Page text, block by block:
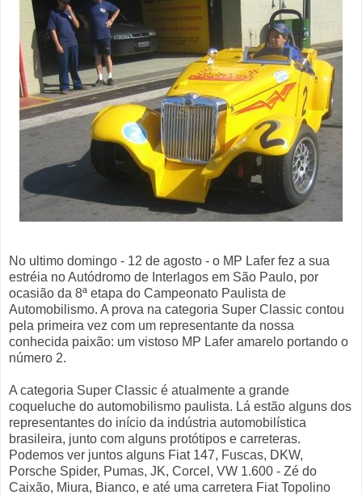
No ultimo domingo - 12 de agosto - o MP Lafer fez a sua
estréia no Autódromo de Interlagos em São Paulo, por
ocasião da 8ª etapa do Campeonato Paulista de
Automobilismo. A prova na categoria Super Classic contou
pela primeira vez com um representante da nossa
conhecida paixão: um vistoso MP Lafer amarelo portando o
número 2.
A categoria Super Classic é atualmente a grande
coqueluche do automobilismo paulista. Lá estão alguns dos
representantes do início da indústria automobilística
brasileira, junto com alguns protótipos e carreteras.
Podemos ver juntos alguns Fiat 147, Fuscas, DKW,
Porsche Spider, Pumas, JK, Corcel, VW 1.600 - Zé do
Caixão, Miura, Bianco, e até uma carretera Fiat Topolino